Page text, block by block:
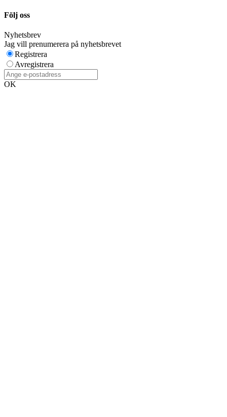
Följ oss
Nyhetsbrev
Jag vill prenumerera på nyhetsbrevet
Registrera
Avregistrera
OK